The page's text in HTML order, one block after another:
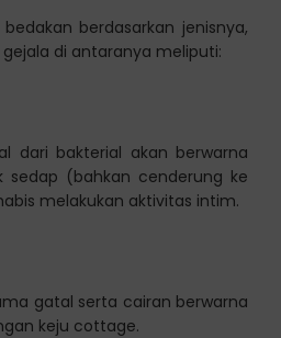
berdasarkan jenisnya,
di antaranya meliputi:
dari bakterial akan berwarna
sedap (bahkan cenderung ke
melakukan aktivitas intim.
gatal serta cairan berwarna
keju cottage.